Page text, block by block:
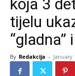
koja 3
tijelu
By Redakcija - January